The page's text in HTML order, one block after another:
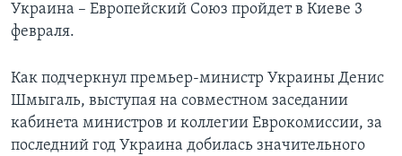
Украина – Европейский Союз пройдет в Киеве 3
февраля.
Как подчеркнул премьер-министр Украины Денис
Шмыгаль, выступая на совместном заседании
кабинета министров и коллегии Еврокомиссии, за
последний год Украина добилась значительного